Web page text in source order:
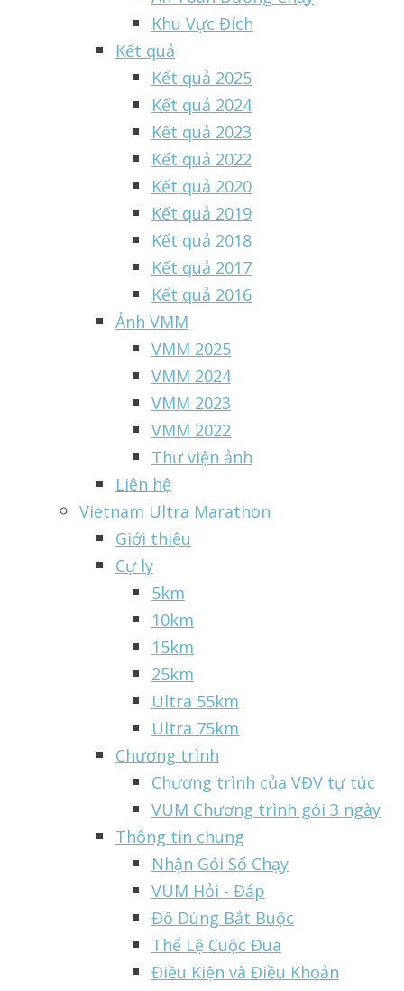
Khu Vực Đích
Kết quả
Kết quả 2025
Kết quả 2024
Kết quả 2023
Kết quả 2022
Kết quả 2020
Kết quả 2019
Kết quả 2018
Kết quả 2017
Kết quả 2016
Ảnh VMM
VMM 2025
VMM 2024
VMM 2023
VMM 2022
Thư viện ảnh
Liên hệ
Vietnam Ultra Marathon
Giới thiệu
Cự ly
5km
10km
15km
25km
Ultra 55km
Ultra 75km
Chương trình
Chương trình của VĐV tự túc
VUM Chương trình gói 3 ngày
Thông tin chung
Nhận Gói Số Chạy
VUM Hỏi - Đáp
Đồ Dùng Bắt Buộc
Thể Lệ Cuộc Đua
Điều Kiện và Điều Khoản